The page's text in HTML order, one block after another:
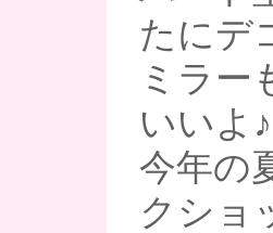
たにデ
ミラー
いいよ♪
今年の
クショ